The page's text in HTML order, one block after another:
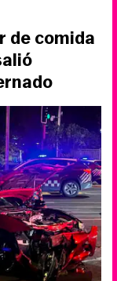
de comida